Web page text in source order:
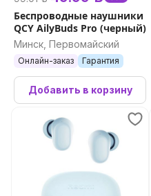
Беспроводные наушники
QCY AilyBuds Pro (черный)
Минск, Первомайский
Онлайн-заказ Гарантия
Добавить в корзину